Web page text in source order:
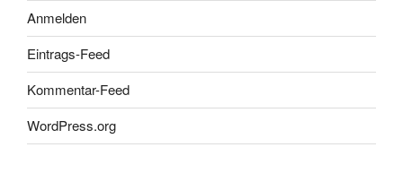
Anmelden
Eintrags-Feed
Kommentar-Feed
WordPress.org